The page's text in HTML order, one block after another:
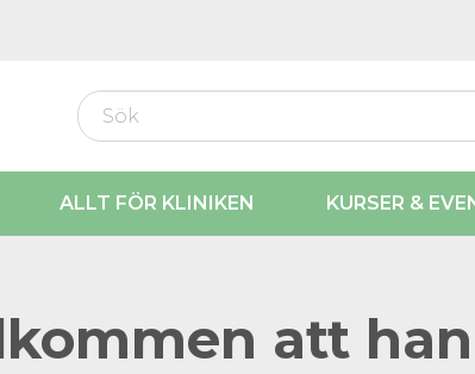
ALLT FÖR KLINIKEN KURSER &
att